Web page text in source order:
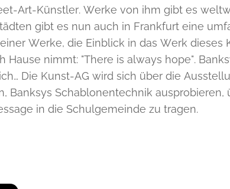
Art-Künstler. Werke von ihm gibt es
gibt es nun auch in Frankfurt eine
Werke, die Einblick in das Werk dieses
Hause nimmt: "There is always hope".
Die Kunst-AG wird sich über die
Banksys Schablonentechnik
in die Schulgemeinde zu tragen.